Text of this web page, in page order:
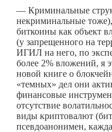
— Криминальные
некриминальные
биткоины как объект
(у запрещенного на
ИГИЛ на него, по
более 2% вложений, я
новой книге о
«темных» дел они
финансовые
отсутствие
виды криптовалют
псевдоанонимен,